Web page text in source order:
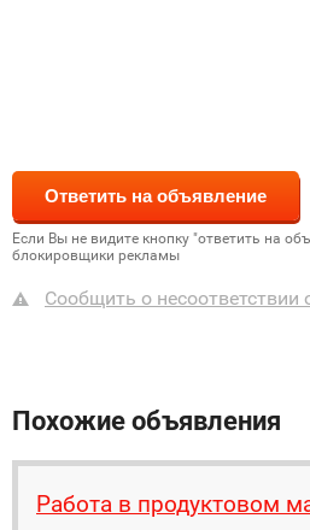
Если Вы не видите кнопку "ответить на
блокировщики рекламы
Сообщить о несоответствии
Похожие объявления
Работа в продуктовом